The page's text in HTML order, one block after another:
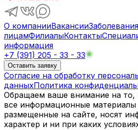
О компанииВакансииЗаболевания
лицамФилиалыКонтакты
информация
+7 (391) 205 - 33 - 33
Оставить заявку
Согласие на обработку
данныхПолитика
Обращаем ваше внимание на то,
все информационные
размещенные на сайте, носят
характер и ни при каких